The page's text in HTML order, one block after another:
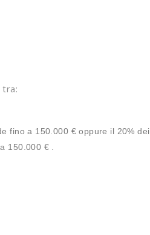
fino a 150.000 € oppure il 20% dei
150.000 € .